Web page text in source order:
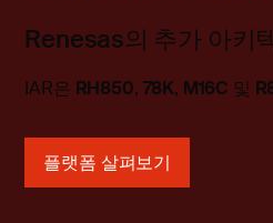
Renesas의 추가 아키
IAR은 RH850, 78K, M16C 및
플랫폼 살펴보기